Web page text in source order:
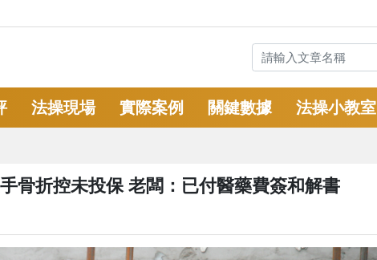
法操現場 實際案例 關鍵數據 法操小教室
骨折控未投保 老闆：已付醫藥費簽和解書